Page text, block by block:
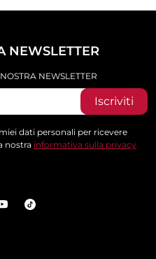
NEWSLETTER
NEWSLETTER
Iscriviti
dati personali per ricevere
nostra informativa sulla privacy